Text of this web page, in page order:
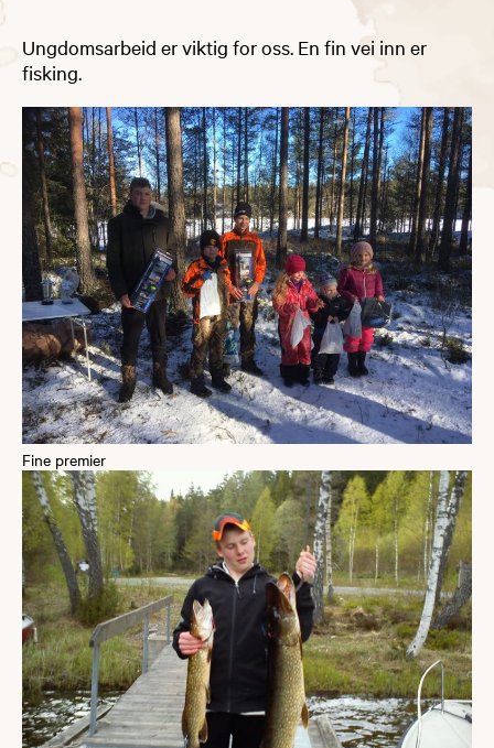
Ungdomsarbeid er viktig for oss. En fin vei inn er
fisking.
Fine premier